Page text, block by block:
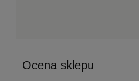
Ocena sklepu